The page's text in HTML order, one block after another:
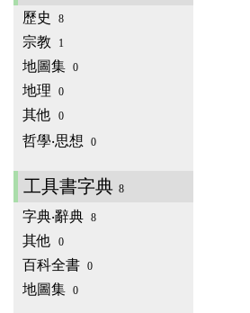
歷史 8
宗教 1
地圖集 0
地理 0
其他 0
哲學‧思想 0
工具書字典 8
字典‧辭典 8
其他 0
百科全書 0
地圖集 0